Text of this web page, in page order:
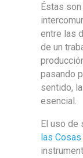
Éstas
entre las
de un
pasando
sentido, la
esencial.
El uso de
las Cosas